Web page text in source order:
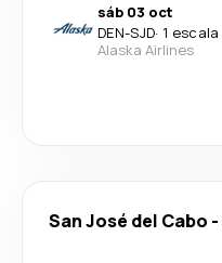
sáb 03 oct
DEN-SJD· 1 escala
Alaska Airlines
San José del Cabo -